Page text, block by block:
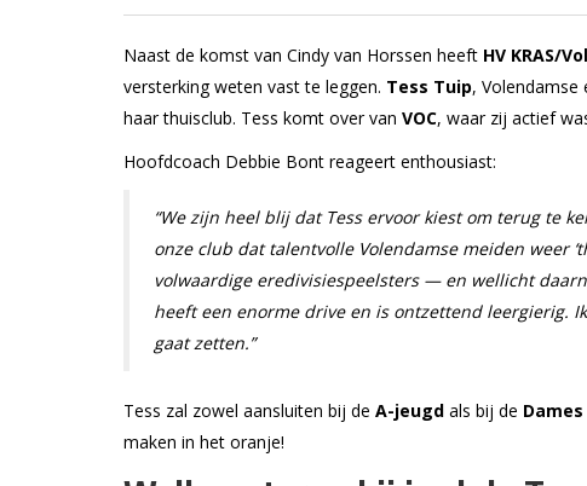
Naast de komst van Cindy van Horssen heeft HV KRAS/
versterking weten vast te leggen. Tess Tuip, Volendamse
haar thuisclub. Tess komt over van VOC, waar zij actief
Hoofdcoach Debbie Bont reageert enthousiast:
“We zijn heel blij dat Tess ervoor kiest om terug te
onze club dat talentvolle Volendamse meiden weer
volwaardige eredivisiespeelsters — en wellicht
heeft een enorme drive en is ontzettend leergierig.
gaat zetten.”
Tess zal zowel aansluiten bij de A-jeugd als bij de
maken in het oranje!